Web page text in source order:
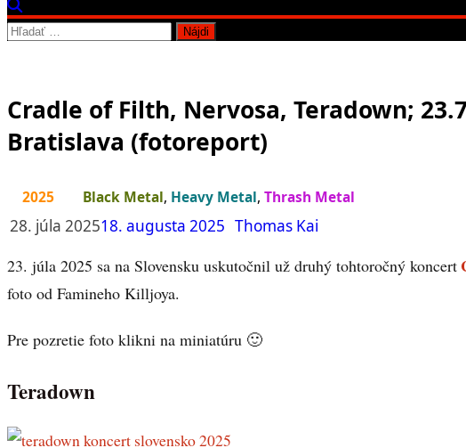
Hľadať:
Cradle of Filth, Nervosa, Teradown;
Bratislava (fotoreport)
2025 Black Metal, Heavy Metal, Thrash Metal
28. júla 202518. augusta 2025 Thomas Kai
23. júla 2025 sa na Slovensku uskutočnil už druhý tohtoročný koncert
foto od Famineho Killjoya.
Pre pozretie foto klikni na miniatúru 🙂
Teradown